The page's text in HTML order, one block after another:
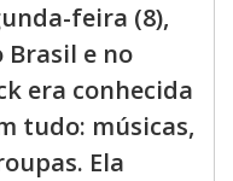
feira (8),
Brasil e no
era conhecida
tudo: músicas,
Ela